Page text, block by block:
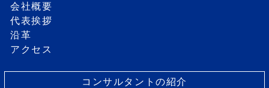
会社概要
代表挨拶
沿革
アクセス
コンサルタントの紹介